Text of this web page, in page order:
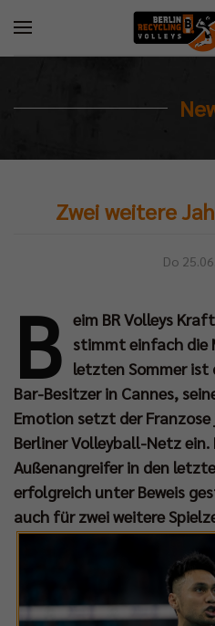
Zwei weitere
Do
B eim BR Volleys
stimmt einfach die
letzten Sommer ist
Bar-Besitzer in Cannes,
Emotion setzt der
Berliner Volleyball-Netz ein.
Außenangreifer in den
erfolgreich unter Beweis
auch für zwei weitere